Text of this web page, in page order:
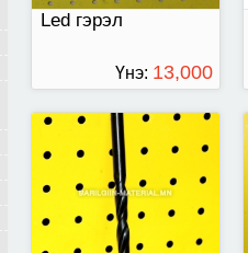
Lеd гэрэл
Үнэ: 13,000
ТӨГРӨГ
100мм